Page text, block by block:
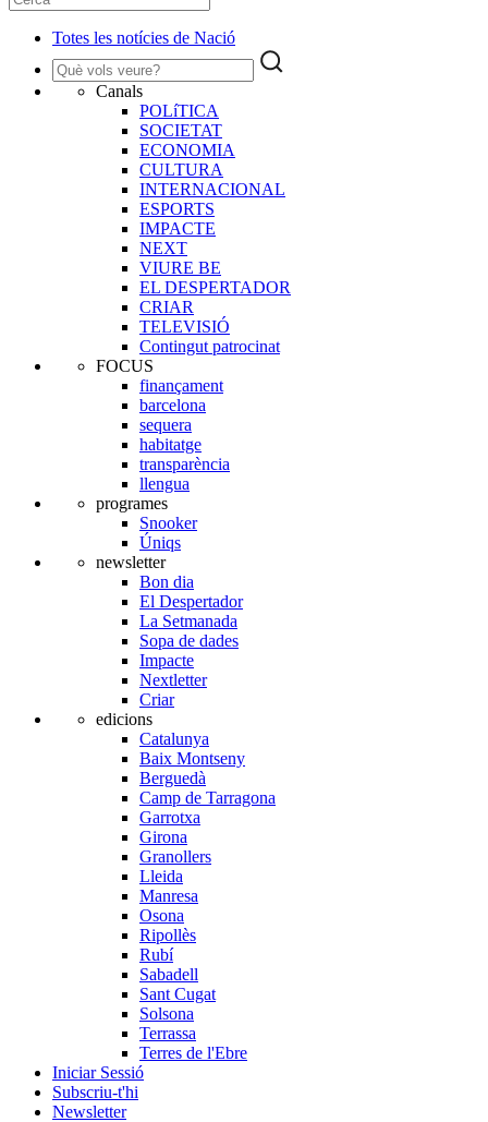
Totes les notícies de Nació
Canals
POLíTICA
SOCIETAT
ECONOMIA
CULTURA
INTERNACIONAL
ESPORTS
IMPACTE
NEXT
VIURE BE
EL DESPERTADOR
CRIAR
TELEVISIÓ
Contingut patrocinat
FOCUS
finançament
barcelona
sequera
habitatge
transparència
llengua
programes
Snooker
Úniqs
newsletter
Bon dia
El Despertador
La Setmanada
Sopa de dades
Impacte
Nextletter
Criar
edicions
Catalunya
Baix Montseny
Berguedà
Camp de Tarragona
Garrotxa
Girona
Granollers
Lleida
Manresa
Osona
Ripollès
Rubí
Sabadell
Sant Cugat
Solsona
Terrassa
Terres de l'Ebre
Iniciar Sessió
Subscriu-t'hi
Newsletter